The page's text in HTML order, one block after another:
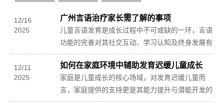
12/16
2025
广州言语治疗家长需了解的事项
儿童言语发育是成长过程中不可或缺的一环，言语
功能的完善对其社交互动、学习认知及终身发展有
着深远意义。广州言语治疗资源丰富，但部分家长
因对治疗...
12/11
2025
如何在家庭环境中辅助发育迟缓儿童成长
家庭是儿童成长的核心场域，对发育迟缓儿童而
言，家庭提供的支持更是其能力提升与潜能开发的
重要基础。发育迟缓儿童在语言、运动、认知等方